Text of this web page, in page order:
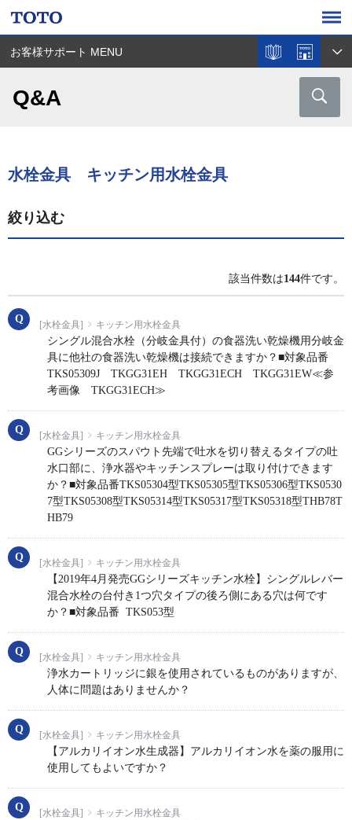
お客様サポート MENU
Q&A
水栓金具 キッチン用水栓金具
絞り込む
該当件数は144件です。
[水栓金具] キッチン用水栓金具
シングル混合水栓（分岐金具付）の食器洗い乾燥機用分岐金
具に他社の食器洗い乾燥機は接続できますか？■対象品番
TKS05309J TKGG31EH TKGG31ECH TKGG31EW≪参
考画像 TKGG31ECH≫
[水栓金具] キッチン用水栓金具
GGシリーズのスパウト先端で吐水を切り替えるタイプの吐
水口部に、浄水器やキッチンスプレーは取り付けできます
か？■対象品番TKS05304型TKS05305型TKS05306型TKS0530
7型TKS05308型TKS05314型TKS05317型TKS05318型THB78T
HB79
[水栓金具] キッチン用水栓金具
【2019年4月発売GGシリーズキッチン水栓】シングルレバー
混合水栓の台付き1つ穴タイプの後ろ側にある穴は何です
か？■対象品番 TKS053型
[水栓金具] キッチン用水栓金具
浄水カートリッジに銀を使用されているものがありますが、
人体に問題はありませんか？
[水栓金具] キッチン用水栓金具
【アルカリイオン水生成器】アルカリイオン水を薬の服用に
使用してもよいですか？
[水栓金具] キッチン用水栓金具